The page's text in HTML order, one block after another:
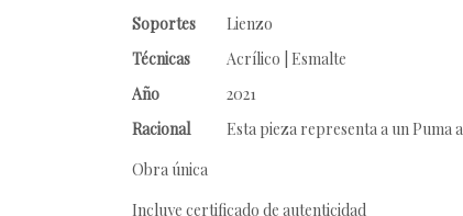
Soportes
Lienzo
Técnicas
Acrílico | Esmalte
Año
2021
Racional
Esta pieza representa a un Puma
Obra única
Incluye certificado de autenticidad